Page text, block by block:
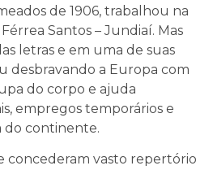
de 1906, trabalhou na
Santos – Jundiaí. Mas
letras e em uma de suas
desbravando a Europa com
do corpo e ajuda
empregos temporários e
do continente.
concederam vasto repertório